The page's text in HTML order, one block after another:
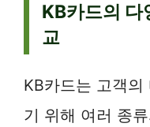
KB카드의 다
교
KB카드는 고객의
기 위해 여러 종